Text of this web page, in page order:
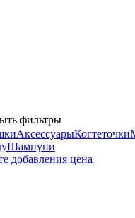
фильтры
АксессуарыКогтеточки
Шампуни
добавления цена